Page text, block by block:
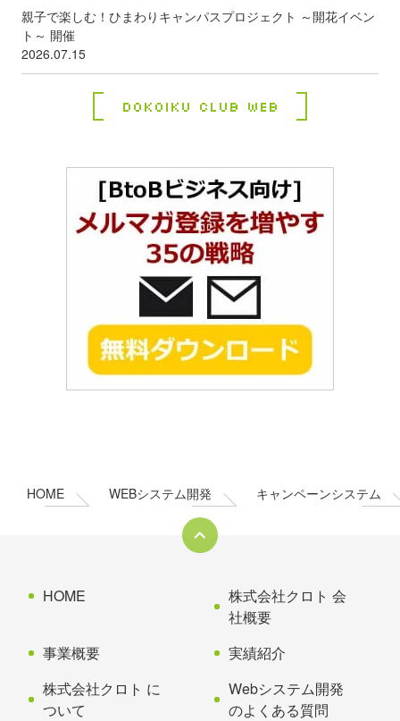
親子で楽しむ！ひまわりキャンパスプロジェクト ～開花イベン
ト～ 開催
2026.07.15
Dokoiku Club Web
HOME WEBシステム開発 キャンペーンシステム
HOME
株式会社クロト 会
社概要
事業概要
実績紹介
株式会社クロト に
ついて
Webシステム開発
のよくある質問